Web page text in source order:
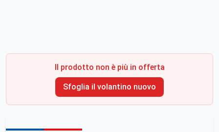
Il prodotto non è più in offerta
Sfoglia il volantino nuovo